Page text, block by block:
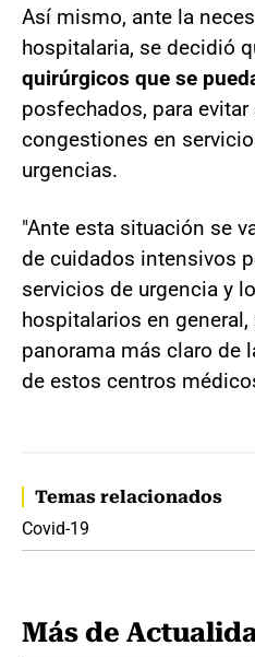
Así mismo, ante la
hospitalaria, se decidió
quirúrgicos que se
posfechados, para
congestiones en
urgencias.
"Ante esta situación se
de cuidados intensivos
servicios de urgencia y
hospitalarios en general,
panorama más claro de
de estos centros
Temas relacionados
Covid-19
Más de